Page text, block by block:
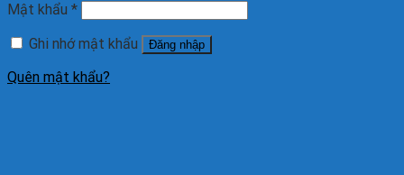
Mật khẩu *
Ghi nhớ mật khẩu
Đăng nhập
Quên mật khẩu?